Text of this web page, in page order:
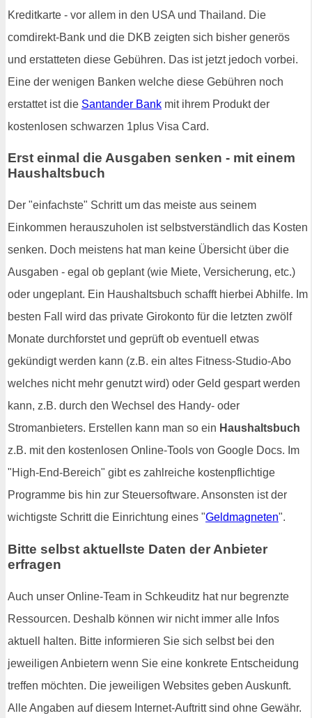
Kreditkarte - vor allem in den USA und Thailand. Die
comdirekt-Bank und die DKB zeigten sich bisher generös
und erstatteten diese Gebühren. Das ist jetzt jedoch vorbei.
Eine der wenigen Banken welche diese Gebühren noch
erstattet ist die Santander Bank mit ihrem Produkt der
kostenlosen schwarzen 1plus Visa Card.
Erst einmal die Ausgaben senken - mit einem
Haushaltsbuch
Der "einfachste" Schritt um das meiste aus seinem
Einkommen herauszuholen ist selbstverständlich das Kosten
senken. Doch meistens hat man keine Übersicht über die
Ausgaben - egal ob geplant (wie Miete, Versicherung, etc.)
oder ungeplant. Ein Haushaltsbuch schafft hierbei Abhilfe. Im
besten Fall wird das private Girokonto für die letzten zwölf
Monate durchforstet und geprüft ob eventuell etwas
gekündigt werden kann (z.B. ein altes Fitness-Studio-Abo
welches nicht mehr genutzt wird) oder Geld gespart werden
kann, z.B. durch den Wechsel des Handy- oder
Stromanbieters. Erstellen kann man so ein Haushaltsbuch
z.B. mit den kostenlosen Online-Tools von Google Docs. Im
"High-End-Bereich" gibt es zahlreiche kostenpflichtige
Programme bis hin zur Steuersoftware. Ansonsten ist der
wichtigste Schritt die Einrichtung eines "Geldmagneten".
Bitte selbst aktuellste Daten der Anbieter
erfragen
Auch unser Online-Team in Schkeuditz hat nur begrenzte
Ressourcen. Deshalb können wir nicht immer alle Infos
aktuell halten. Bitte informieren Sie sich selbst bei den
jeweiligen Anbietern wenn Sie eine konkrete Entscheidung
treffen möchten. Die jeweiligen Websites geben Auskunft.
Alle Angaben auf diesem Internet-Auftritt sind ohne Gewähr.